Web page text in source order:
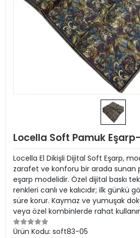
Locella Soft Pamuk
Locella El Dikişli Dijital Soft Eşarp,
zarafet ve konforu bir arada sunan
eşarp modelidir. Özel dijital baskı
renkleri canlı ve kalıcıdır; ilk günkü
süre korur. Kaymaz ve yumuşak
veya özel kombinlerde rahat
Ürün Kodu: soft83-05